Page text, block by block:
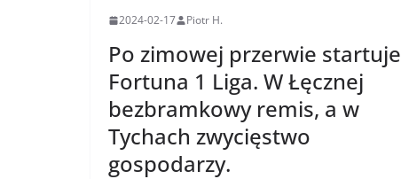
2024-02-17 Piotr H.
Po zimowej przerwie startuje
Fortuna 1 Liga. W Łęcznej
bezbramkowy remis, a w
Tychach zwycięstwo
gospodarzy.